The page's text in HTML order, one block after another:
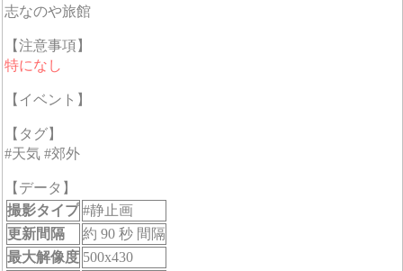
志なのや旅館
【注意事項】
特になし
【イベント】
【タグ】
#天気 #郊外
【データ】
撮影タイプ #静止画
更新間隔
約 90 秒 間隔
最大解像度 500x430